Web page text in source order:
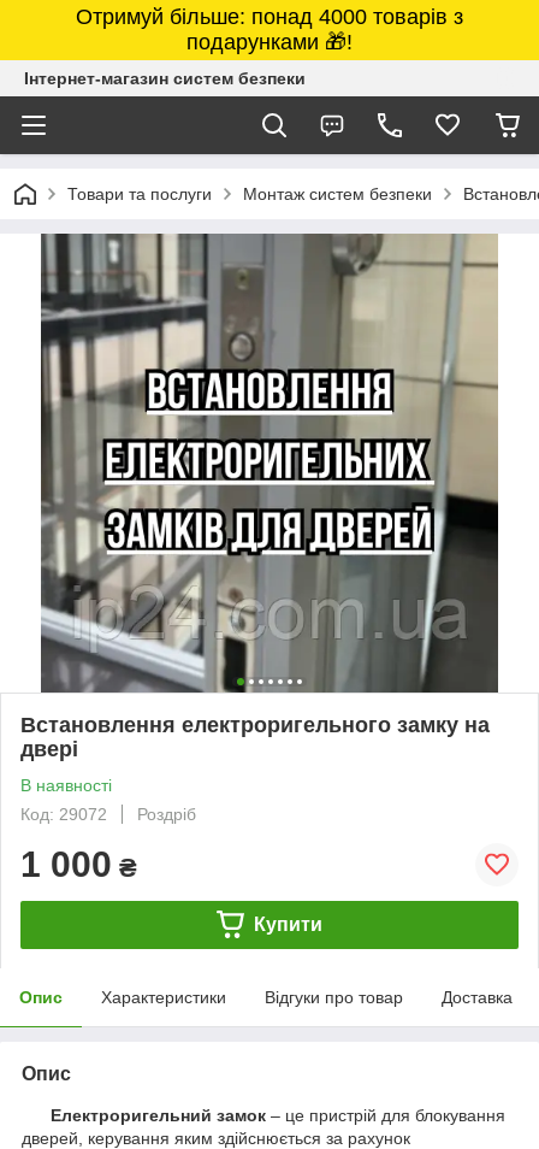
Отримуй більше: понад 4000 товарів з
подарунками 🎁!
Інтернет-магазин систем безпеки
Товари та послуги Монтаж систем безпеки
Встановлення електроригельного замку на
двері
В наявності
Код: 29072
Роздріб
1 000 ₴
Купити
Опис Характеристики Відгуки про товар Доставка
Опис
Електроригельний замок – це пристрій для блокування
дверей, керування яким здійснюється за рахунок